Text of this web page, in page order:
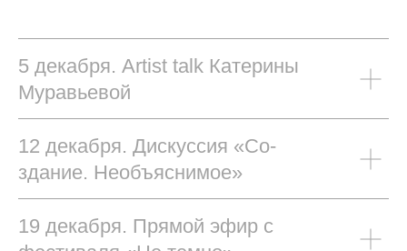
5 декабря. Artist talk Катерины
Муравьевой
12 декабря. Дискуссия «Со-
здание. Необъяснимое»
19 декабря. Прямой эфир с